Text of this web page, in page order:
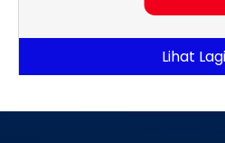
Lihat Lagi